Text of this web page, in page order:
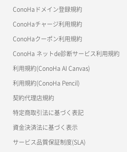
美雲このは徹底ガイド
ConoHaドメイン登録規約
ConoHaチャージ利用規約
ConoHaクーポン利用規約
ConoHa ネットde診断サービス利用規約
利用規約(ConoHa AI Canvas)
利用規約(ConoHa Pencil)
契約代理店規約
特定商取引法に基づく表記
資金決済法に基づく表示
サービス品質保証制度(SLA)